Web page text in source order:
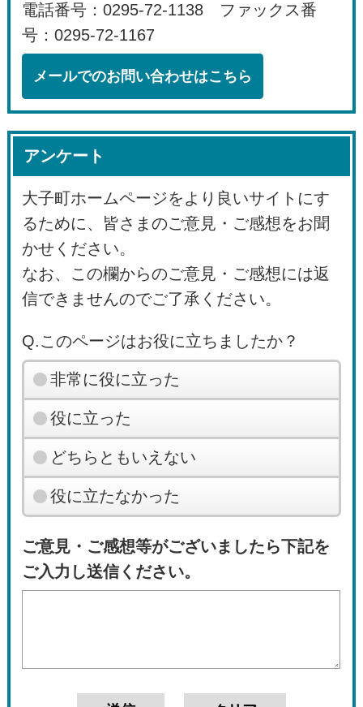
電話番号：0295-72-1138 ファックス番
号：0295-72-1167
メールでのお問い合わせはこちら
アンケート
大子町ホームページをより良いサイトにす
るために、皆さまのご意見・ご感想をお聞
かせください。
なお、この欄からのご意見・ご感想には返
信できませんのでご了承ください。
Q.このページはお役に立ちましたか？
非常に役に立った
役に立った
どちらともいえない
役に立たなかった
ご意見・ご感想等がございましたら下記を
ご入力し送信ください。